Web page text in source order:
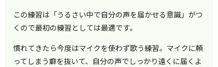
この練習は「うるさい中で自分の声を届かせる意識」がつ
くので最初の練習としては最適です。
慣れてきたら今度はマイクを使わず歌う練習。マイクに頼
ってしまう癖を抜いて、自分の声でしっかり遠くに届くよ